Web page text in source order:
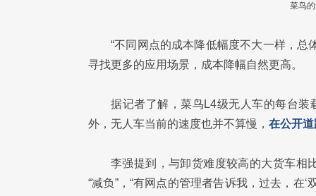
菜鸟
“不同网点的成本降低幅度不大一样，总
寻找更多的应用场景，成本降幅自然更高。
据记者了解，菜鸟L4级无人车的每台
外，无人车当前的速度也并不算慢， 在公开
李强提到，与卸货难度较高的大货车相
“减负”，“有网点的管理者告诉我，过去，在